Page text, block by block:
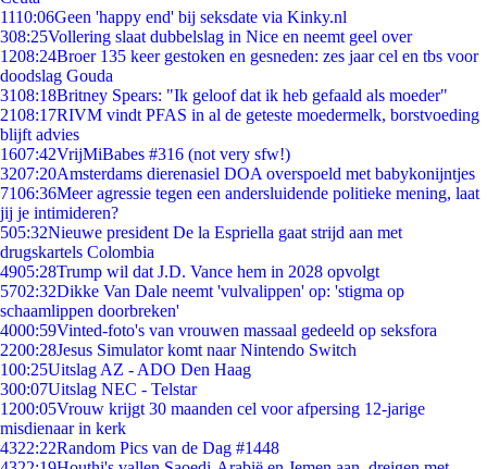
1110:06Geen 'happy end' bij seksdate via Kinky.nl
308:25Vollering slaat dubbelslag in Nice en neemt geel over
1208:24Broer 135 keer gestoken en gesneden: zes jaar cel en tbs voor
doodslag Gouda
3108:18Britney Spears: "Ik geloof dat ik heb gefaald als moeder"
2108:17RIVM vindt PFAS in al de geteste moedermelk, borstvoeding
blijft advies
1607:42VrijMiBabes #316 (not very sfw!)
3207:20Amsterdams dierenasiel DOA overspoeld met babykonijntjes
7106:36Meer agressie tegen een andersluidende politieke mening, laat
jij je intimideren?
505:32Nieuwe president De la Espriella gaat strijd aan met
drugskartels Colombia
4905:28Trump wil dat J.D. Vance hem in 2028 opvolgt
5702:32Dikke Van Dale neemt 'vulvalippen' op: 'stigma op
schaamlippen doorbreken'
4000:59Vinted-foto's van vrouwen massaal gedeeld op seksfora
2200:28Jesus Simulator komt naar Nintendo Switch
100:25Uitslag AZ - ADO Den Haag
300:07Uitslag NEC - Telstar
1200:05Vrouw krijgt 30 maanden cel voor afpersing 12-jarige
misdienaar in kerk
4322:22Random Pics van de Dag #1448